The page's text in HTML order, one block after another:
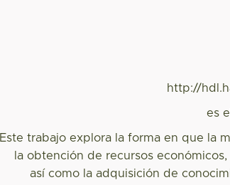
http://
es
Este trabajo explora la forma en que la
la obtención de recursos
así como la adquisición de